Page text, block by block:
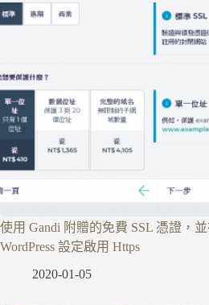
使用 Gandi 附贈的免費 SSL 憑證，
WordPress 設定啟用 Https
2020-01-05